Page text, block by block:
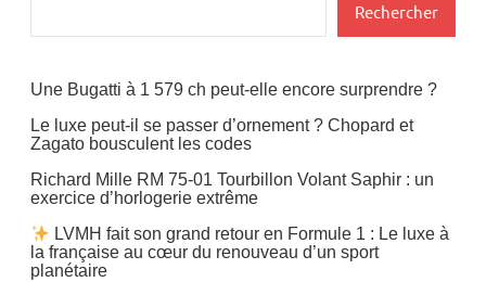
Rechercher
Une Bugatti à 1 579 ch peut-elle encore surprendre ?
Le luxe peut-il se passer d’ornement ? Chopard et
Zagato bousculent les codes
Richard Mille RM 75-01 Tourbillon Volant Saphir : un
exercice d’horlogerie extrême
LVMH fait son grand retour en Formule 1 : Le luxe à
la française au cœur du renouveau d’un sport
planétaire